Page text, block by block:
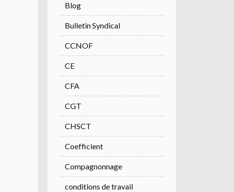
Blog
Bulletin Syndical
CCNOF
CE
CFA
CGT
CHSCT
Coefficient
Compagnonnage
conditions de travail